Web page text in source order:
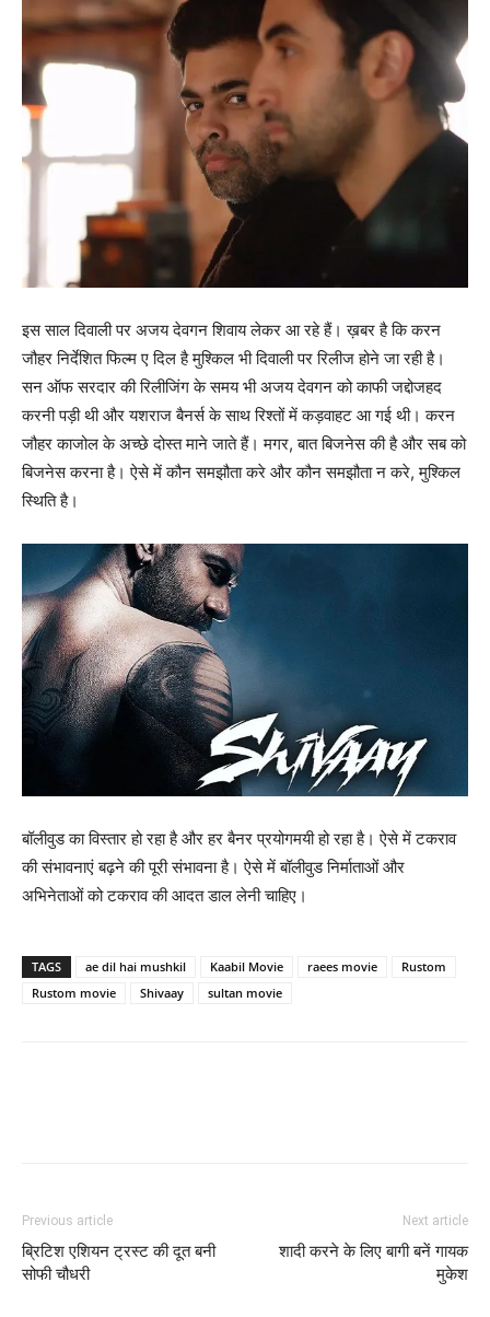
इस साल दिवाली पर अजय देवगन शिवाय लेकर आ रहे हैं। ख़बर है कि करन
जौहर निर्देशित फिल्‍म ए दिल है मुश्‍किल भी दिवाली पर रिलीज होने जा रही है।
सन ऑफ सरदार की रिलीजिंग के समय भी अजय देवगन को काफी जद्दोजहद
करनी पड़ी थी और यशराज बैनर्स के साथ रिश्‍तों में कड़वाहट आ गई थी। करन
जौहर काजोल के अच्‍छे दोस्‍त माने जाते हैं। मगर, बात बिजनेस की है और सब को
बिजनेस करना है। ऐसे में कौन समझौता करे और कौन समझौता न करे, मुश्‍किल
स्‍थिति है।
बॉलीवुड का विस्‍तार हो रहा है और हर बैनर प्रयोगमयी हो रहा है। ऐसे में टकराव
की संभावनाएं बढ़ने की पूरी संभावना है। ऐसे में बॉलीवुड निर्माताओं और
अभिनेताओं को टकराव की आदत डाल लेनी चाहिए।
TAGS ae dil hai mushkil Kaabil Movie raees movie
Rustom
Rustom movie
Shivaay sultan movie
Previous article
ब्रिटिश एशियन ट्रस्ट की दूत बनी
सोफी चौधरी
Next article
शादी करने के लिए बागी बनें गायक
मुकेश